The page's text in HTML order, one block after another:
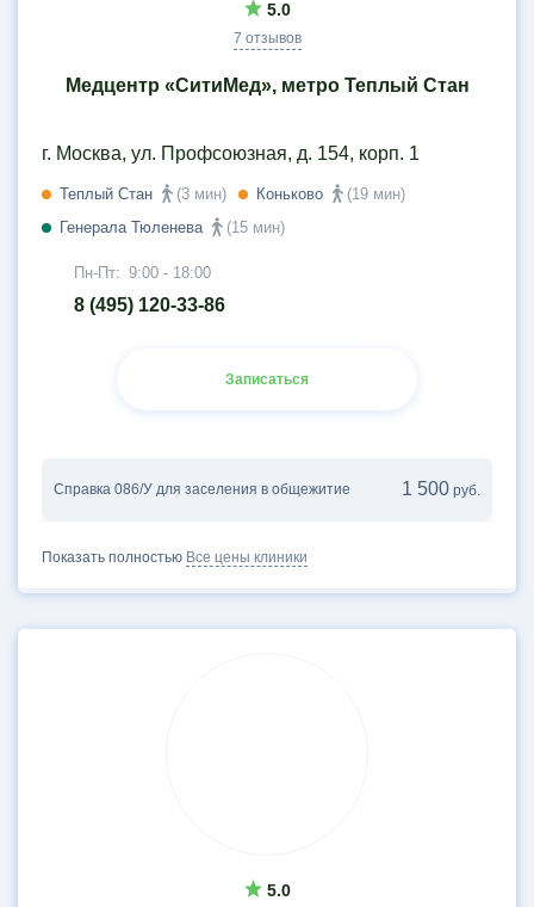
5.0
7 отзывов
Медцентр «СитиМед», метро Теплый Стан
г. Москва, ул. Профсоюзная, д. 154, корп. 1
Теплый Стан (3 мин) Коньково
(19 мин)
Генерала Тюленева
(15 мин)
Пн-Пт: 9:00 - 18:00
8 (495) 120-33-86
Записаться
Справка 086/У для заселения в общежитие 1 500 руб.
Показать полностью Все цены клиники
5.0